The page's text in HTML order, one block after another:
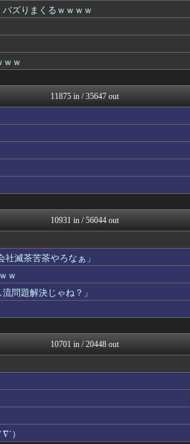
みそパンNEWS
ポーランドボール 翻訳
ウマ娘うまぴょい速報
2ch名人
カンダタ速報
ファイターズ王国＠日ハムま...
乃木坂46まとめ 乃木りん...
まとめたニュース
なんじぇいスタジアム＠なん...
VIPPER速報
なんJ PRIDE
なんJ（まとめては）いかん...
なんじぇいスタジアム＠なん...
もえるあじあ(･∀･)
スマブラ屋さん | スマブ...
もきゅ速(*´ω`*)人(...
ツバメ速報＠ヤクルトスワロ...
はーとログ
坂道情報通～乃木坂46まと...
fig速
ズりまくるｗｗｗｗ
ｗｗ
11875 in / 35647 out
10931 in / 56044 out
滅茶苦茶やろなぁ」
ｗ
問題解決じゃね？」
10701 in / 20448 out
）